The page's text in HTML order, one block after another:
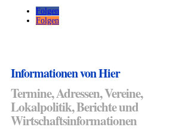
Folgen
Folgen
Informationen von Hier
Termine, Adressen, Vereine,
Lokalpolitik, Berichte und
Wirtschaftsinformationen